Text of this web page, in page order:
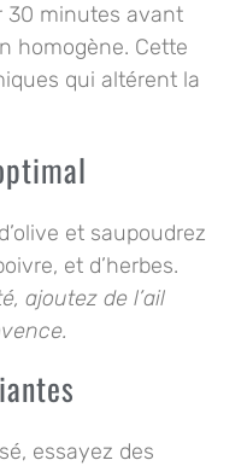
30 minutes avant
homogène. Cette
qui altérent la
et saupoudrez
et d’herbes.
ajoutez de l’ail
essayez des